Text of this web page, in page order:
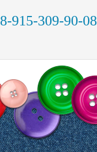
8-915-309-90-08